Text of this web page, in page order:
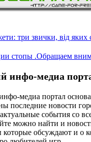
три звички, від яких
стопы .Обращаем
инфо-медиа
медиа портал
последние новости
события со
можно найти и
обсуждают и о